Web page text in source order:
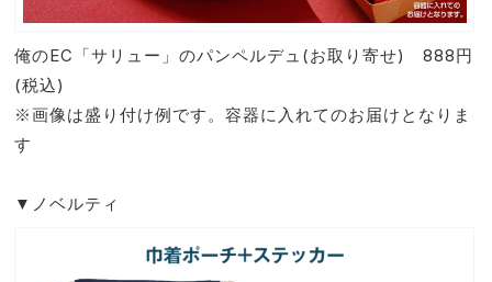
俺のEC「サリュー」のパンペルデュ(お取り寄せ) 888円
(税込)
※画像は盛り付け例です。容器に入れてのお届けとなりま
す
▼ノベルティ